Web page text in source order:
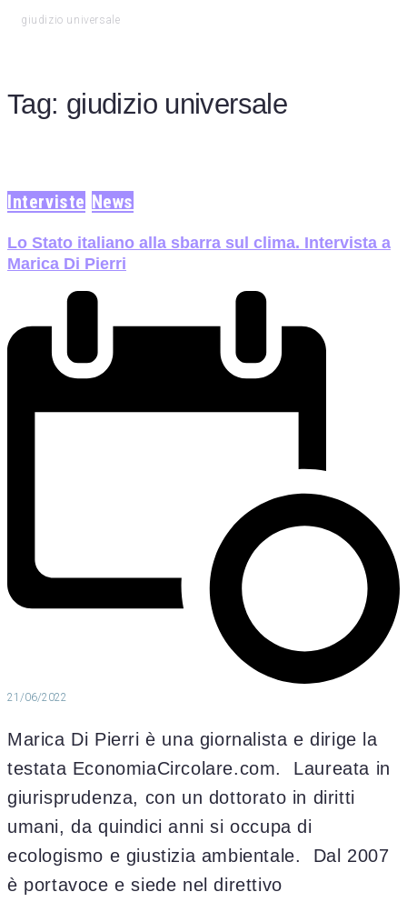
giudizio universale
Tag: giudizio universale
Interviste News
Lo Stato italiano alla sbarra sul clima. Intervista a
Marica Di Pierri
21/06/2022
Marica Di Pierri è una giornalista e dirige la
testata EconomiaCircolare.com. Laureata in
giurisprudenza, con un dottorato in diritti
umani, da quindici anni si occupa di
ecologismo e giustizia ambientale. Dal 2007
è portavoce e siede nel direttivo